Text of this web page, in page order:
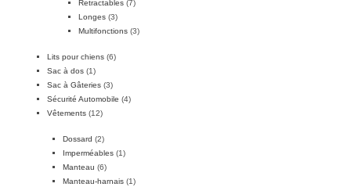
Retractables (7)
Longes (3)
Multifonctions (3)
Lits pour chiens (6)
Sac à dos (1)
Sac à Gâteries (3)
Sécurité Automobile (4)
Vêtements (12)
Dossard (2)
Imperméables (1)
Manteau (6)
Manteau-harnais (1)